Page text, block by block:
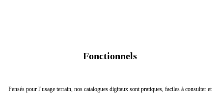
Fonctionnels
Pensés pour l’usage terrain, nos catalogues digitaux sont pratiques, faciles à consulter et